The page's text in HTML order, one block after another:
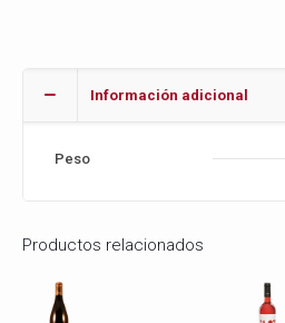
Información adicional
Peso
Productos relacionados